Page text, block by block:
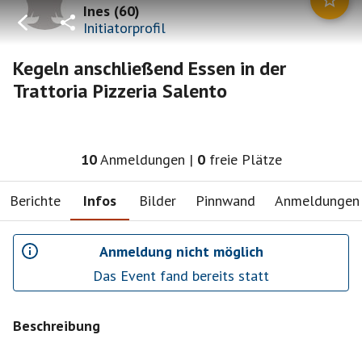
Ines(60)
Initiatorprofil
Kegeln anschließend Essen in der
Trattoria Pizzeria Salento
10Anmeldungen | 0 freie Plätze
Berichte Infos Bilder Pinnwand Anmeldungen
Anmeldung nicht möglich
Das Event fand bereits statt
Beschreibung